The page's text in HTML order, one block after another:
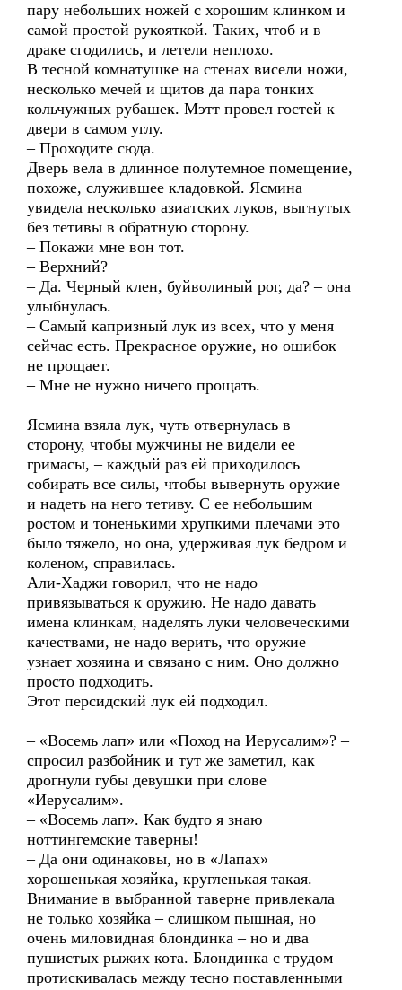
пару небольших ножей с хорошим клинком и
самой простой рукояткой. Таких, чтоб и в
драке сгодились, и летели неплохо.
В тесной комнатушке на стенах висели ножи,
несколько мечей и щитов да пара тонких
кольчужных рубашек. Мэтт провел гостей к
двери в самом углу.
– Проходите сюда.
Дверь вела в длинное полутемное помещение,
похоже, служившее кладовкой. Ясмина
увидела несколько азиатских луков, выгнутых
без тетивы в обратную сторону.
– Покажи мне вон тот.
– Верхний?
– Да. Черный клен, буйволиный рог, да? – она
улыбнулась.
– Самый капризный лук из всех, что у меня
сейчас есть. Прекрасное оружие, но ошибок
не прощает.
– Мне не нужно ничего прощать.
Ясмина взяла лук, чуть отвернулась в
сторону, чтобы мужчины не видели ее
гримасы, – каждый раз ей приходилось
собирать все силы, чтобы вывернуть оружие
и надеть на него тетиву. С ее небольшим
ростом и тоненькими хрупкими плечами это
было тяжело, но она, удерживая лук бедром и
коленом, справилась.
Али-Хаджи говорил, что не надо
привязываться к оружию. Не надо давать
имена клинкам, наделять луки человеческими
качествами, не надо верить, что оружие
узнает хозяина и связано с ним. Оно должно
просто подходить.
Этот персидский лук ей подходил.
– «Восемь лап» или «Поход на Иерусалим»? –
спросил разбойник и тут же заметил, как
дрогнули губы девушки при слове
«Иерусалим».
– «Восемь лап». Как будто я знаю
ноттингемские таверны!
– Да они одинаковы, но в «Лапах»
хорошенькая хозяйка, кругленькая такая.
Внимание в выбранной таверне привлекала
не только хозяйка – слишком пышная, но
очень миловидная блондинка – но и два
пушистых рыжих кота. Блондинка с трудом
протискивалась между тесно поставленными